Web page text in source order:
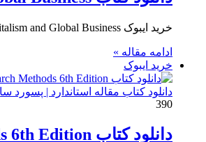
خرید ایبوک Alliance Capitalism and Global Business برای دانلود ایبوک Alliance Capitalism and Global Business و خرید کتاب اتحاد سرمایه…
ادامه مقاله »
خرید ایبوک
دانلود کتاب مقاله استاندارد |
390
دانلود کتاب Business Research Methods 6th Edition